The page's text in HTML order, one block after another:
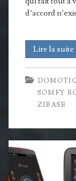
d’accord
Lire la suite
SOMFY
ZIBASE